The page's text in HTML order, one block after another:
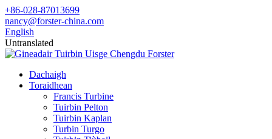
+86-028-87013699
nancy@forster-china.com
English
Untranslated
Dachaigh
Toraidhean
Francis Turbine
Tuirbin Pelton
Tuirbin Kaplan
Turbin Turgo